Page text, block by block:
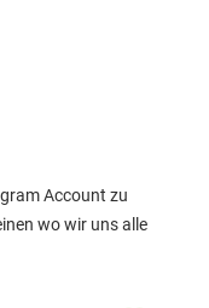
Account zu
wo wir uns alle